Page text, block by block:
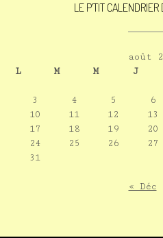
LE P’TIT
août
L
M M J
3
4 5 6
10
11 12 13
17
18 19 20
24
25 26 27
31
« Déc